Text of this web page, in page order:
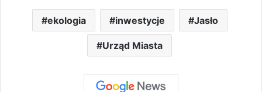
ekologia inwestycje Jasło
Urząd Miasta